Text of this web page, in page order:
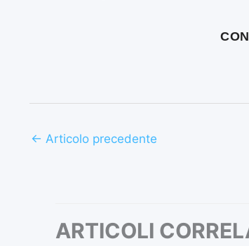
← Articolo precedente
ARTICOLI